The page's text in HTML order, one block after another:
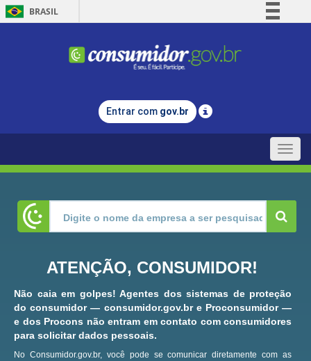
BRASIL
Comunica BR
Legislação
Entrar com gov.br
Toggle
ATENÇÃO, CONSUMIDOR!
Não caia em golpes! Agentes dos sistemas de proteção
do consumidor — consumidor.gov.br e Proconsumidor —
e dos Procons não entram em contato com consumidores
para solicitar dados pessoais.
No Consumidor.gov.br, você pode se comunicar diretamente com as